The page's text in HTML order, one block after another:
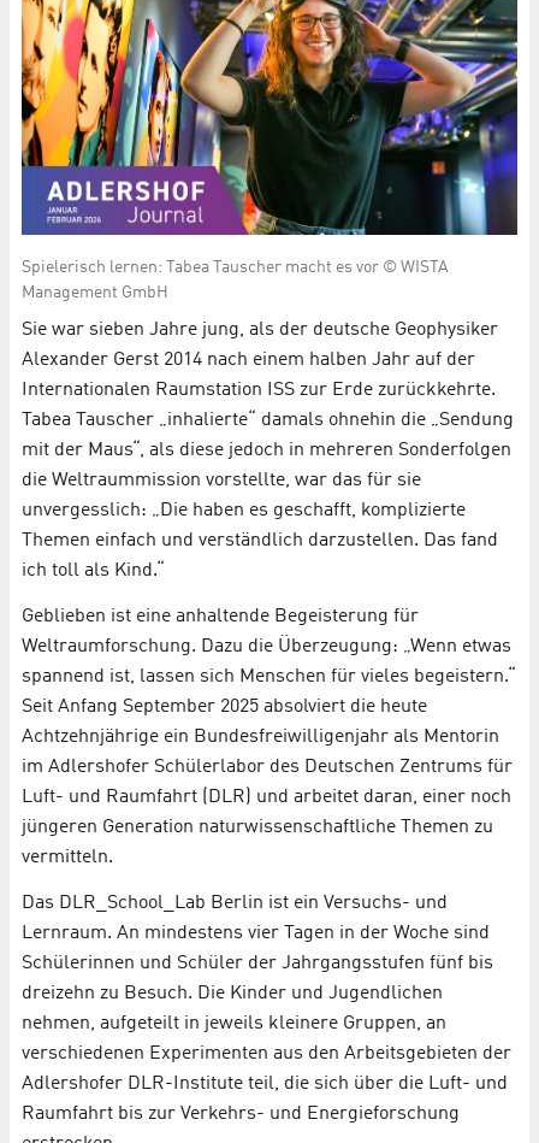
Spielerisch lernen: Tabea Tauscher macht es vor © WISTA
Management GmbH
Sie war sieben Jahre jung, als der deutsche Geophysiker
Alexander Gerst 2014 nach einem halben Jahr auf der
Internationalen Raumstation ISS zur Erde zurückkehrte.
Tabea Tauscher „inhalierte“ damals ohnehin die „Sendung
mit der Maus“, als diese jedoch in mehreren Sonderfolgen
die Weltraummission vorstellte, war das für sie
unvergesslich: „Die haben es geschafft, komplizierte
Themen einfach und verständlich darzustellen. Das fand
ich toll als Kind.“
Geblieben ist eine anhaltende Begeisterung für
Weltraumforschung. Dazu die Überzeugung: „Wenn etwas
spannend ist, lassen sich Menschen für vieles begeistern.“
Seit Anfang September 2025 absolviert die heute
Achtzehnjährige ein Bundesfreiwilligenjahr als Mentorin
im Adlershofer Schülerlabor des Deutschen Zentrums für
Luft- und Raumfahrt (DLR) und arbeitet daran, einer noch
jüngeren Generation naturwissenschaftliche Themen zu
vermitteln.
Das DLR_School_Lab Berlin ist ein Versuchs- und
Lernraum. An mindestens vier Tagen in der Woche sind
Schülerinnen und Schüler der Jahrgangsstufen fünf bis
dreizehn zu Besuch. Die Kinder und Jugendlichen
nehmen, aufgeteilt in jeweils kleinere Gruppen, an
verschiedenen Experimenten aus den Arbeitsgebieten der
Adlershofer DLR-Institute teil, die sich über die Luft- und
Raumfahrt bis zur Verkehrs- und Energieforschung